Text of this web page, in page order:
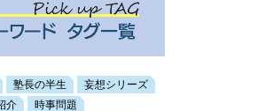
塾長の半生
妄想シリーズ
介
時事問題